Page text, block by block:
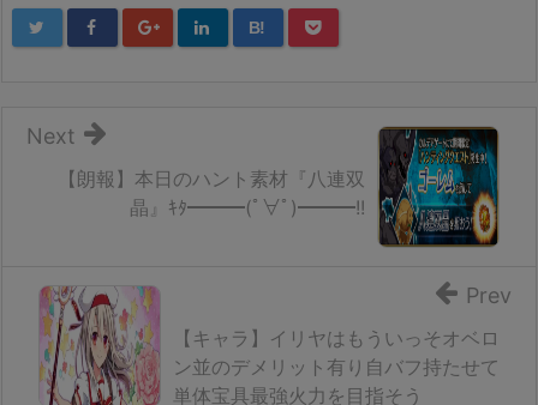
B!
【朗報】本日のハント素材『八連双
晶』ｷﾀ━━━(ﾟ∀ﾟ)━━━!!
Next
【キャラ】イリヤはもういっそオベロ
ン並のデメリット有り自バフ持たせて
単体宝具最強火力を目指そう
Prev